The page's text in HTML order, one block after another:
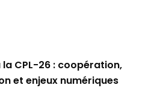
la CPL-26 : coopération,
et enjeux numériques